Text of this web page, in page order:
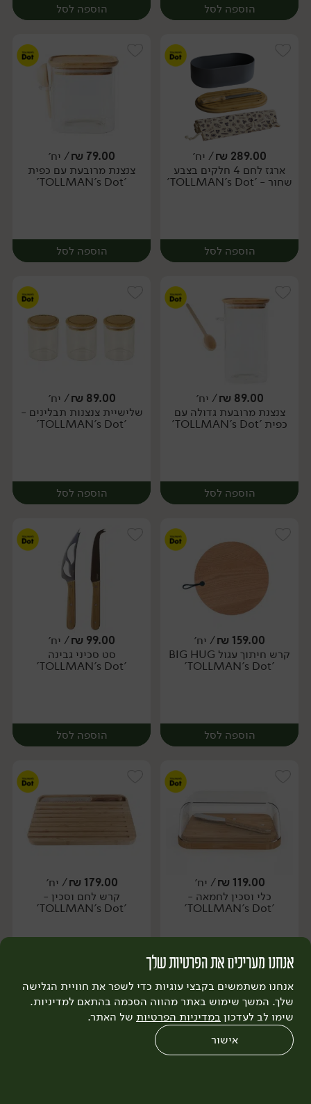
הוספה לסל
יח׳
הוספה לסל
יח׳
289.00
₪/ יח׳
ארגז לחם 4 חלקים בצבע
שחור - 'TOLLMAN's Dot'
הוספה לסל
יח׳
79.00
₪/ יח׳
צנצנת מרובעת עם כפית
'TOLLMAN's Dot'
הוספה לסל
יח׳
89.00
₪/ יח׳
צנצנת מרובעת גדולה עם
כפית 'TOLLMAN's Dot'
הוספה לסל
יח׳
89.00
₪/ יח׳
שלישיית צנצנות תבלינים -
'TOLLMAN's Dot'
הוספה לסל
יח׳
159.00
₪/ יח׳
קרש חיתוך עגול BIG HUG
'TOLLMAN's Dot'
הוספה לסל
יח׳
99.00
₪/ יח׳
סט סכיני גבינה
'TOLLMAN's Dot'
הוספה לסל
יח׳
119.00
₪/ יח׳
כלי וסכין לחמאה -
'TOLLMAN's Dot'
179.00
₪/ יח׳
קרש לחם וסכין -
'TOLLMAN's Dot'
אנחנו מעריכים את הפרטיות שלך
אנחנו משתמשים בקבצי עוגיות כדי לשפר את חוויית הגלישה
שלך. המשך שימוש באתר מהווה הסכמה בהתאם למדיניות.
שימו לב לעדכון במדיניות הפרטיות של האתר.
אישור